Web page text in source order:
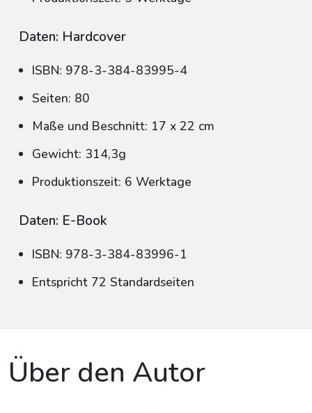
Daten: Hardcover
ISBN: 978-3-384-83995-4
Seiten: 80
Maße und Beschnitt: 17 x 22 cm
Gewicht: 314,3g
Produktionszeit: 6 Werktage
Daten: E-Book
ISBN: 978-3-384-83996-1
Entspricht 72 Standardseiten
Über den Autor